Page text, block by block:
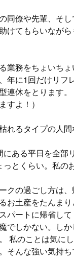
同僚や先輩、そ
けてもらいながら
業務をちょいち
年に1回だけリフ
連休をとります
すよ！）
れるタイプの人間
ある平日を全部
とくらい。私の
クの過ごし方は、
お土産をたんまり
パートに帰省し
でしかない。しか
私のことは気に
そんな強い気持